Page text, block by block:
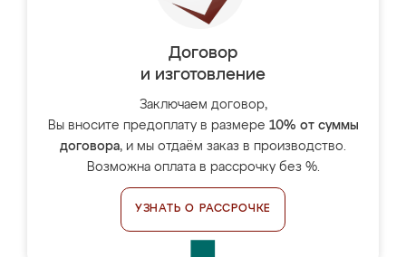
Договор
и изготовление
Заключаем договор,
Вы вносите предоплату в размере 10% от суммы
договора, и мы отдаём заказ в производство.
Возможна оплата в рассрочку без %.
УЗНАТЬ О РАССРОЧКЕ